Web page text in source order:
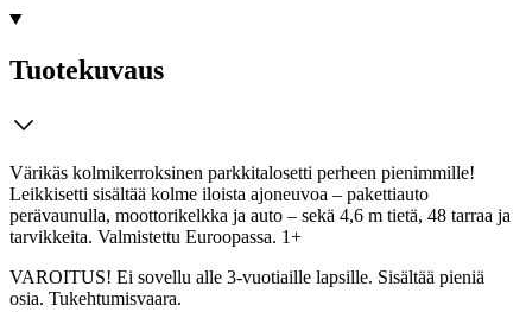
Tuotekuvaus
Värikäs kolmikerroksinen parkkitalosetti perheen pienimmille!
Leikkisetti sisältää kolme iloista ajoneuvoa – pakettiauto
perävaunulla, moottorikelkka ja auto – sekä 4,6 m tietä, 48 tarraa ja
tarvikkeita. Valmistettu Euroopassa. 1+
VAROITUS! Ei sovellu alle 3-vuotiaille lapsille. Sisältää pieniä
osia. Tukehtumisvaara.